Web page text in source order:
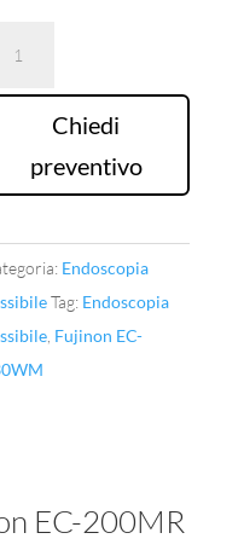
Chiedi
preventivo
Endoscopia
Tag: Endoscopia
Fujinon EC-
EC-200MR